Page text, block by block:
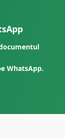
WhatsApp.